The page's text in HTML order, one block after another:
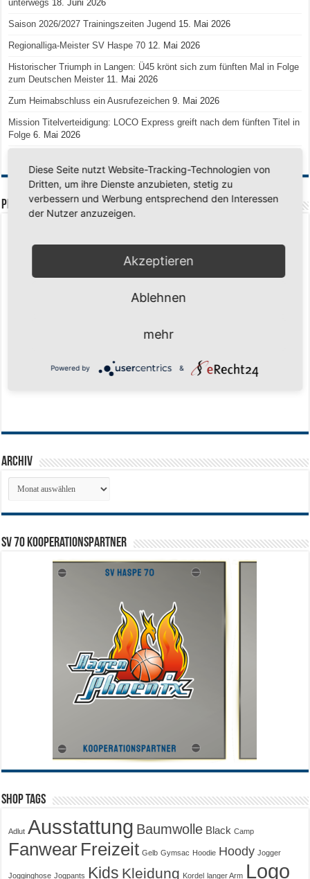
unterwegs 18. Juni 2026
Saison 2026/2027 Trainingszeiten Jugend 15. Mai 2026
Regionalliga-Meister SV Haspe 70 12. Mai 2026
Historischer Triumph in Langen: Ü45 krönt sich zum fünften Mal in Folge
zum Deutschen Meister 11. Mai 2026
Zum Heimabschluss ein Ausrufezeichen 9. Mai 2026
Mission Titelverteidigung: LOCO Express greift nach dem fünften Titel in
Folge 6. Mai 2026
PREMIUMPARTNER
Archiv
Archiv
SV 70 Kooperationspartner
Shop Tags
Adlut Ausstattung Baumwolle Black Camp
Fanwear Freizeit Gelb Gymsac Hoodie Hoody Jogger
Jogginghose Jogpants Kids Kleidung Kordel langer Arm Logo
Diese Seite nutzt Website-Tracking-Technologien von
Dritten, um ihre Dienste anzubieten, stetig zu
verbessern und Werbung entsprechend den Interessen
der Nutzer anzuzeigen.
Akzeptieren
Ablehnen
mehr
Powered by &